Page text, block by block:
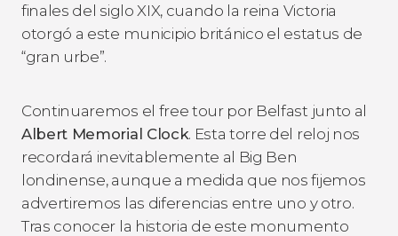
finales del siglo XIX, cuando la reina Victoria
otorgó a este municipio británico el estatus de
“gran urbe”.
Continuaremos el free tour por Belfast junto al
Albert Memorial Clock. Esta torre del reloj nos
recordará inevitablemente al Big Ben
londinense, aunque a medida que nos fijemos
advertiremos las diferencias entre uno y otro.
Tras conocer la historia de este monumento